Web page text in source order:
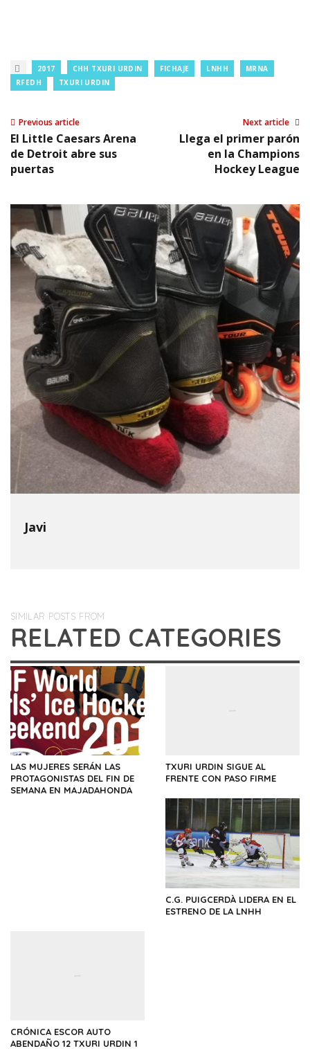
2017 CHH TXURI URDIN FICHAJE LNHH
MRNA
RFEDH
TXURI URDIN
Previous article
El Little Caesars Arena
de Detroit abre sus
puertas
Next article
Llega el primer parón
en la Champions
Hockey League
Javi
SIMILAR POSTS FROM
RELATED CATEGORIES
LAS MUJERES SERÁN LAS
PROTAGONISTAS DEL FIN DE
SEMANA EN MAJADAHONDA
TXURI URDIN SIGUE AL
FRENTE CON PASO FIRME
C.G. PUIGCERDÀ LIDERA EN EL
ESTRENO DE LA LNHH
CRÓNICA ESCOR AUTO
ABENDAÑO 12 TXURI URDIN 1